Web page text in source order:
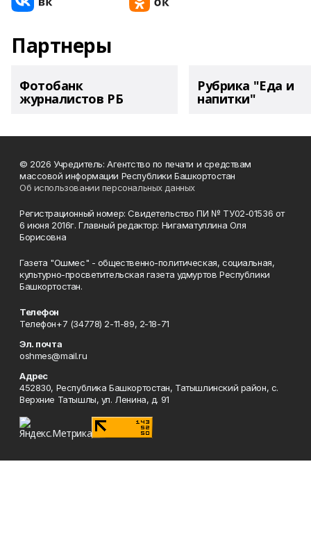
Партнеры
Фотобанк
журналистов РБ
Рубрика "Еда и
напитки"
© 2026 Учредитель: Агентство по печати и средствам
массовой информации Республики Башкортостан
Об использовании персональных данных
Регистрационный номер: Свидетельство ПИ № ТУ02-01536 от
6 июня 2016г. Главный редактор: Нигаматуллина Оля
Борисовна
Газета "Ошмес" - общественно-политическая, социальная,
культурно-просветительская газета удмуртов Республики
Башкортостан.
Телефон
Телефон+7 (34778) 2-11-89, 2-18-71
Эл. почта
oshmes@mail.ru
Адрес
452830, Республика Башкортостан, Татышлинский район, с.
Верхние Татышлы, ул. Ленина, д. 91